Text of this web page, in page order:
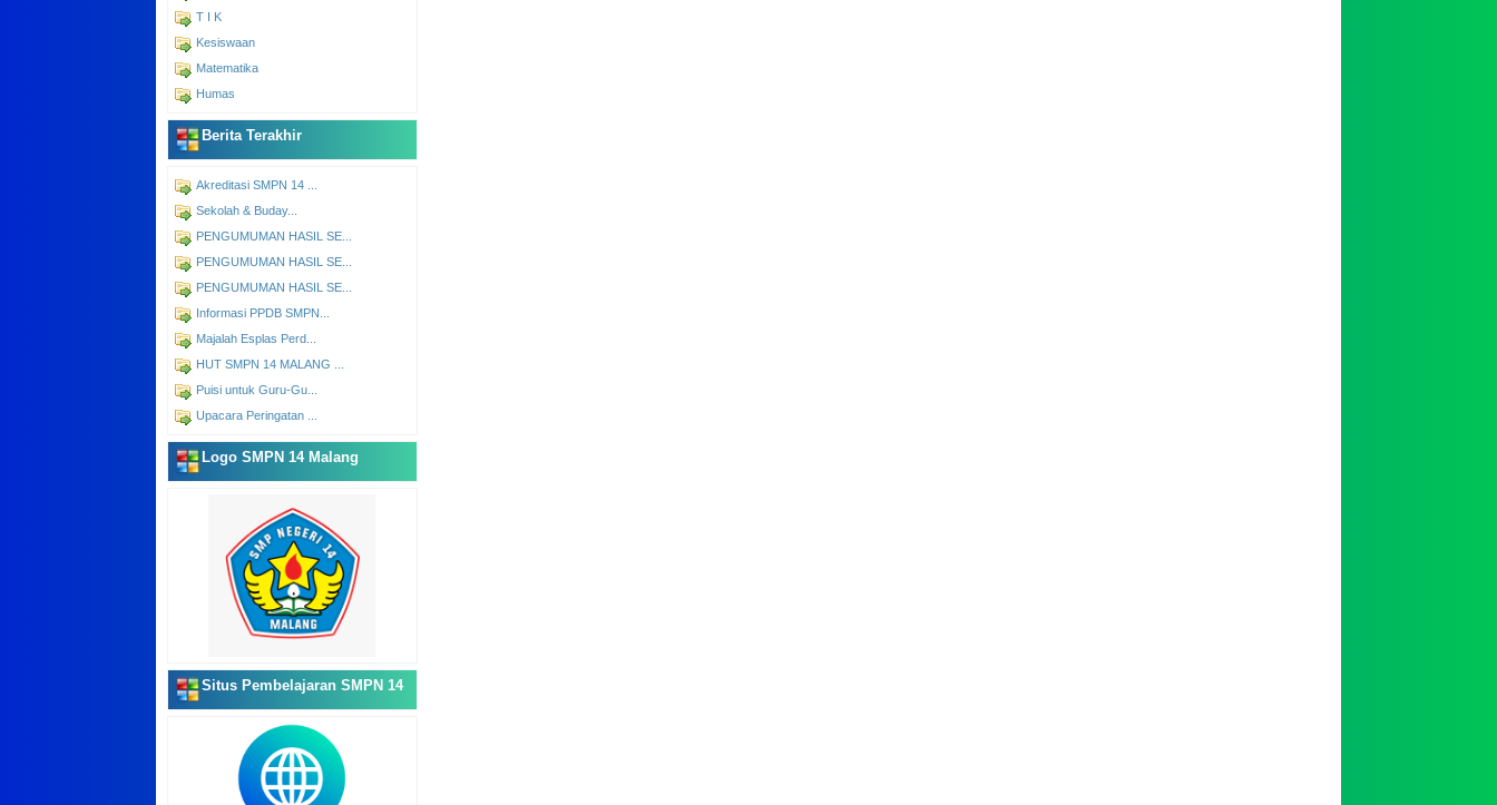
T I K
Kesiswaan
Matematika
Humas
Berita Terakhir
Akreditasi SMPN 14 ...
Sekolah & Buday...
PENGUMUMAN HASIL SE...
PENGUMUMAN HASIL SE...
PENGUMUMAN HASIL SE...
Informasi PPDB SMPN...
Majalah Esplas Perd...
HUT SMPN 14 MALANG ...
Puisi untuk Guru-Gu...
Upacara Peringatan ...
Logo SMPN 14 Malang
Situs Pembelajaran SMPN 14